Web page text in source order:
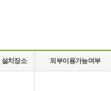
설치장소 외부이용가능여부